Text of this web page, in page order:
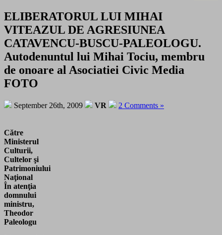
ELIBERATORUL LUI MIHAI
VITEAZUL DE AGRESIUNEA
CATAVENCU-BUSCU-PALEOLOGU.
Autodenuntul lui Mihai Tociu, membru
de onoare al Asociatiei Civic Media
FOTO
September 26th, 2009 VR 2 Comments »
Către
Ministerul
Culturii,
Cultelor şi
Patrimoniului
Naţional
În atenţia
domnului
ministru,
Theodor
Paleologu